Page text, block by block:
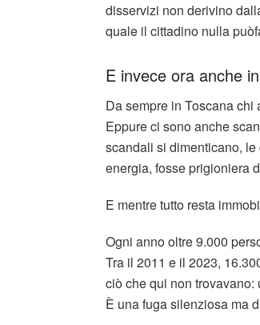
disservizi non derivino
quale il cittadino nulla
E invece ora anche
Da sempre in Toscana chi
Eppure ci sono anche
scandali si dimenticano,
energia, fosse prigioniera
E mentre tutto resta
Ogni anno oltre 9.000
Tra il 2011 e il 2023,
ciò che qui non trovavano:
È una fuga silenziosa ma